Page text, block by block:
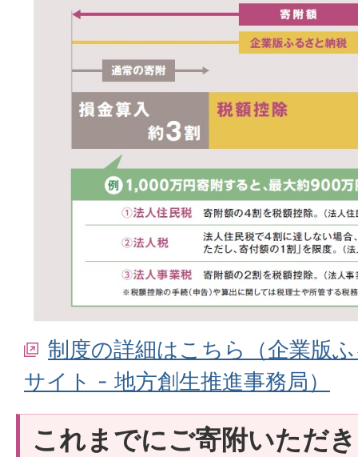
制度の詳細はこちら（企業版
サイト - 地方創生推進事務局）
これまでにご寄附いただ